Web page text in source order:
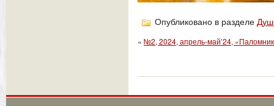
Опубликовано в разделе
« №2, 2024, апрель-май’24,